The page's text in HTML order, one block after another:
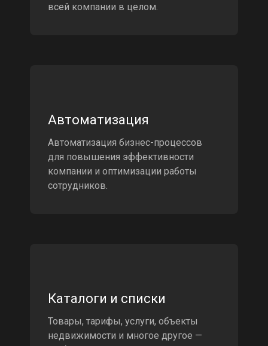
всей компании в целом.
Автоматизация
Автоматизация бизнес-процессов
для повышения эффективности
компании и оптимизации работы
сотрудников.
Каталоги и списки
Товары, тарифы, услуги, объекты
недвижимости и многое другое —